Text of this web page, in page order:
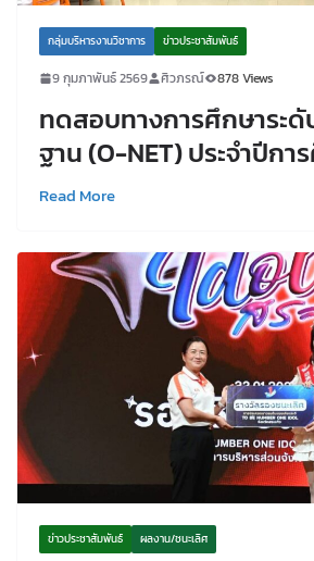
กลุ่มบริหารงานวิชาการ ข่าวประชาสัมพันธ์
9 กุมภาพันธ์ 2569 ศิวภรณ์ 878 Views
ทดสอบทางการศึกษาระ
ฐาน (O-NET) ประจำปีกา
Read More
ข่าวประชาสัมพันธ์ ผลงาน/ชนะเลิศ